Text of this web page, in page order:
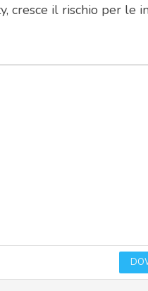
cresce il rischio per le